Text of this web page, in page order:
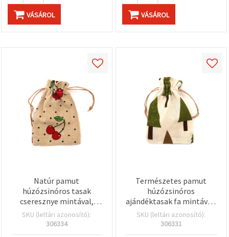
VÁSÁROL VÁSÁROL
Natúr pamut
húzózsinóros tasak
cseresznye mintával,
vegyes méret, 10-12x15-
17 cm
SKU (leltári azonosító):
306334
Természetes pamut
húzózsinóros
ajándéktasak fa mintával,
10–12 x 15–17 cm, vegyes
méretek
SKU (leltári azonosító):
306331